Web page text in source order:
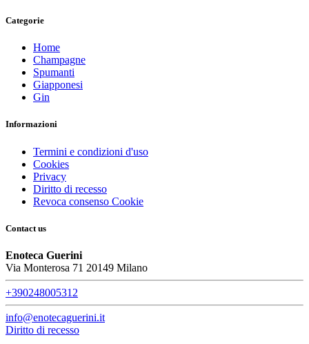
Categorie
Home
Champagne
Spumanti
Giapponesi
Gin
Informazioni
Termini e condizioni d'uso
Cookies
Privacy
Diritto di recesso
Revoca consenso Cookie
Contact us
Enoteca Guerini
Via Monterosa 71 20149 Milano
+390248005312
info@enotecaguerini.it
Diritto di recesso